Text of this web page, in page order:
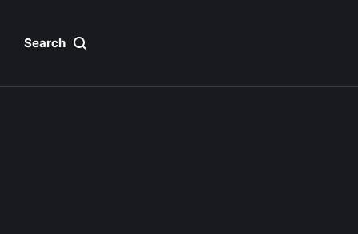
Search